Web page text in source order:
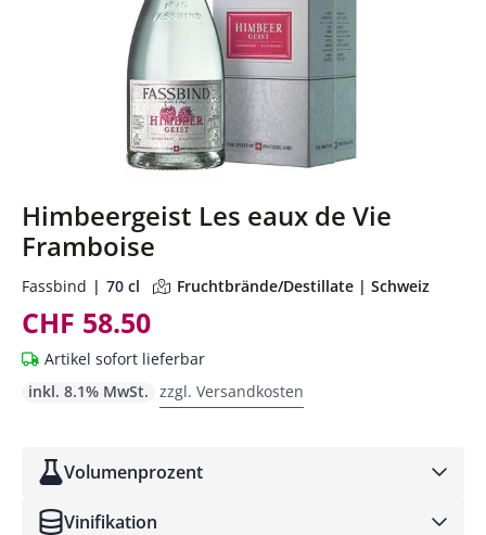
Himbeergeist Les eaux de Vie
Framboise
Fassbind 70 cl Fruchtbrände/Destillate | Schweiz
CHF 58.50
Artikel sofort lieferbar
inkl. 8.1% MwSt. zzgl. Versandkosten
Volumenprozent
Vinifikation